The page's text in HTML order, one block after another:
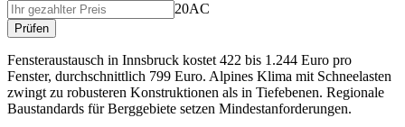
20AC
Prüfen
Fensteraustausch in Innsbruck kostet 422 bis 1.244 Euro pro
Fenster, durchschnittlich 799 Euro. Alpines Klima mit Schneelasten
zwingt zu robusteren Konstruktionen als in Tiefebenen. Regionale
Baustandards für Berggebiete setzen Mindestanforderungen.